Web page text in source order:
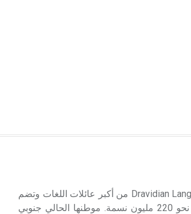
الدراڤيدية (اللغات -) تعد اللغات الدراڤيدية Dravidian Languages من أكبر عائلات اللغات وتضم
نحو ثلاث وعشرين لغة، يبلغ عدد الذين يتكلمونها نحو 220 مليون نسمة. موطنها الحالي جنوبي